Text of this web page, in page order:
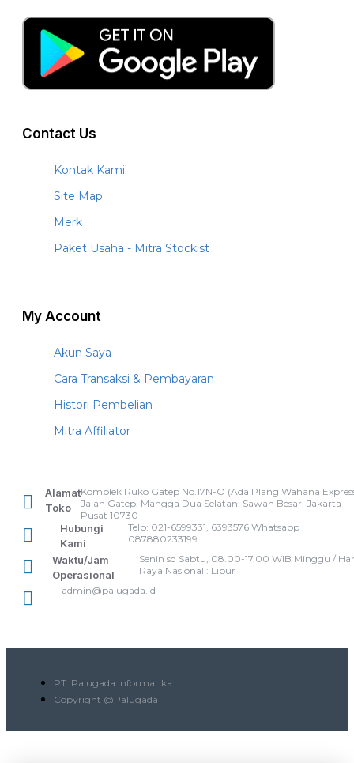
Contact Us
Kontak Kami
Site Map
Merk
Paket Usaha - Mitra Stockist
My Account
Akun Saya
Cara Transaksi & Pembayaran
Histori Pembelian
Mitra Affiliator
Alamat
Toko
Komplek Ruko Gatep No.17N-O (Ada Plang Wahana
Jalan Gatep, Mangga Dua Selatan, Sawah Besar, Jakarta
Pusat 10730
Hubungi
Kami
Telp: 021-6599331, 6393576 Whatsapp :
087880233199
Waktu/Jam
Operasional
Senin sd Sabtu, 08.00-17.00 WIB Minggu /
Raya Nasional : Libur
admin@palugada.id
PT. Palugada Informatika
Copyright @Palugada